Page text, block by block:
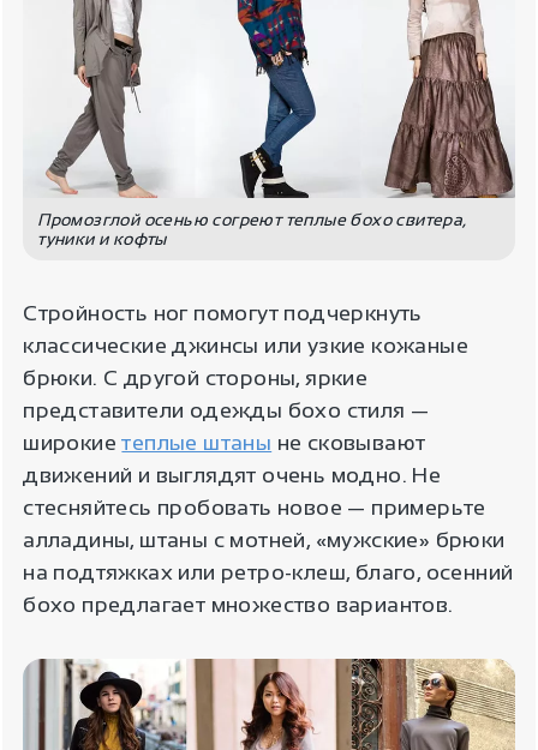
Промозглой осенью согреют теплые бохо свитера,
туники и кофты
Стройность ног помогут подчеркнуть
классические джинсы или узкие кожаные
брюки. С другой стороны, яркие
представители одежды бохо стиля —
широкиетеплые штаны не сковывают
движений и выглядят очень модно. Не
стесняйтесь пробовать новое — примерьте
алладины, штаны с мотней, «мужские» брюки
на подтяжках или ретро-клеш, благо, осенний
бохо предлагает множество вариантов.